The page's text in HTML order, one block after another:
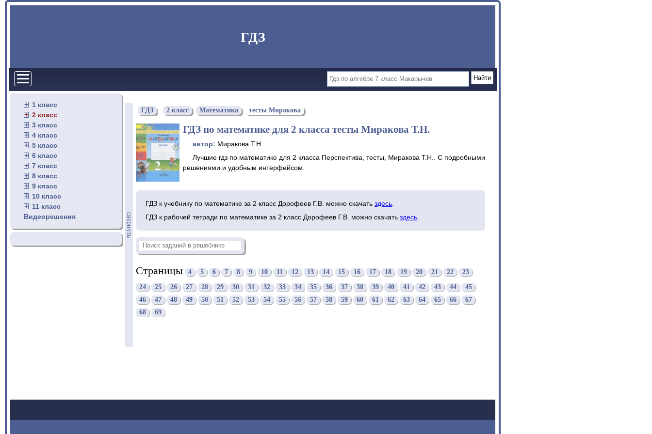
ГДЗ
1 класс
2 класс
3 класс
4 класс
5 класс
6 класс
7 класс
8 класс
9 класс
10 класс
11 класс
Видеорешения
свернуть
ГДЗ 2 класс Математика тесты Миракова
ГДЗ по математике для 2 класса тесты Миракова Т.Н.
автор: Миракова Т.Н..
Лучшие гдз по математике для 2 класса Перспектива, тесты, Миракова Т.Н.. С подробными
решениями и удобным интерфейсом.
ГДЗ к учебнику по математике за 2 класс Дорофеев Г.В. можно скачать здесь
ГДЗ к рабочей тетради по математике за 2 класс Дорофеев Г.В. можно скачать здесь
Страницы 4 5 6 7 8 9 10 11 12 13 14 15 16 17 18 19 20 21 22 23
24 25 26 27 28 29 30 31 32 33 34 35 36 37 38 39 40 41 42 43 44
45
46
47 48 49 50 51 52 53 54 55 56 57 58 59 60 61 62 63 64 65 66
67
68
69